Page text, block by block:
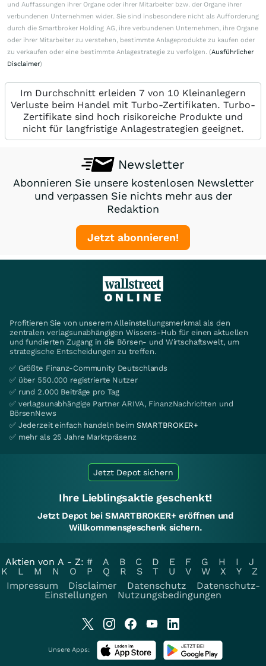
und Auffassungen ihrer Organe oder ihrer Mitarbeiter bzw. der Organe ihrer
verbundenen Unternehmen wider. Sie sind insbesondere nicht als Aufforderung
durch die Smartbroker Holding AG, ihre verbundenen Unternehmen, ihre Organe
oder ihrer Mitarbeiter zu verstehen, bestimmte Anlageprodukte zu kaufen oder
zu verkaufen oder eine bestimmte Anlagestrategie zu verfolgen. (Ausführlicher
Disclaimer)
Im Durchschnitt erleiden 7 von 10 Kleinanlegern
Verluste beim Handel mit Turbo-Zertifikaten. Turbo-
Zertifikate sind hoch risikoreiche Produkte und
nicht für langfristige Anlagestrategien geeignet.
Newsletter
Abonnieren Sie unsere kostenlosen Newsletter
und verpassen Sie nichts mehr aus der
Redaktion
Jetzt abonnieren!
Profitieren Sie von unserem Alleinstellungsmerkmal als den
zentralen verlagsunabhängigen Wissens-Hub für einen aktuellen
und fundierten Zugang in die Börsen- und Wirtschaftswelt, um
strategische Entscheidungen zu treffen.
✅ Größte Finanz-Community Deutschlands
✅ über 550.000 registrierte Nutzer
✅ rund 2.000 Beiträge pro Tag
✅ verlagsunabhängige Partner ARIVA, FinanzNachrichten und
BörsenNews
✅ Jederzeit einfach handeln beim SMARTBROKER+
✅ mehr als 25 Jahre Marktpräsenz
Jetzt Depot sichern
Ihre Lieblingsaktie geschenkt!
Jetzt Depot bei SMARTBROKER+ eröffnen und
Willkommensgeschenk sichern.
Aktien von A - Z: # A B C D E F G H I
J
K
L M N O P Q R S T U V W X Y
Z
Impressum
Disclaimer Datenschutz
Datenschutz-
Einstellungen
Nutzungsbedingungen
Unsere Apps: